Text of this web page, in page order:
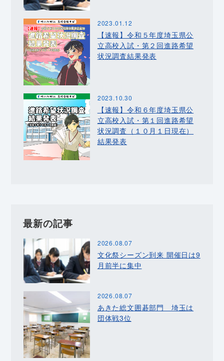
2023.01.12
【速報】令和５年度埼玉県公
立高校入試・第２回進路希望
状況調査結果発表
2023.10.30
【速報】令和６年度埼玉県公
立高校入試・第１回進路希望
状況調査（１０月１日現在）
結果発表
最新の記事
2026.08.07
文化祭シーズン到来 開催日は9
月前半に集中
2026.08.07
あきた総文囲碁部門 埼玉は
団体戦3位